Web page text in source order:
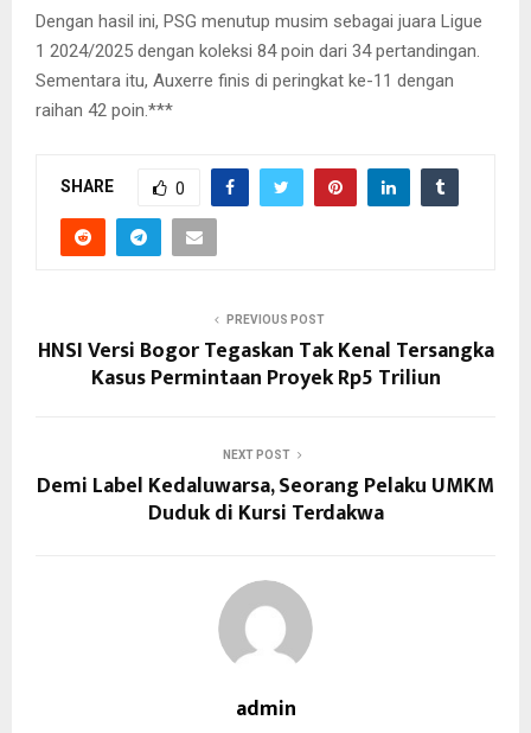
Dengan hasil ini, PSG menutup musim sebagai juara Ligue
1 2024/2025 dengan koleksi 84 poin dari 34 pertandingan.
Sementara itu, Auxerre finis di peringkat ke-11 dengan
raihan 42 poin.***
SHARE 0
PREVIOUS POST
HNSI Versi Bogor Tegaskan Tak Kenal Tersangka
Kasus Permintaan Proyek Rp5 Triliun
NEXT POST
Demi Label Kedaluwarsa, Seorang Pelaku UMKM
Duduk di Kursi Terdakwa
admin